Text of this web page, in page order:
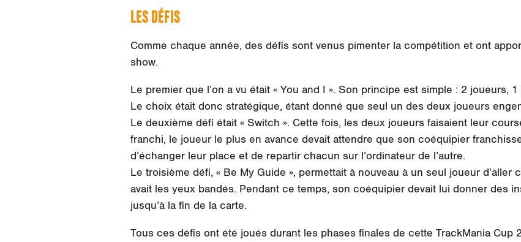
LES DÉFIS
Comme chaque année, des défis sont venus pimenter la compétition et ont
show.
Le premier que l’on a vu était « You and I ». Son principe est simple : 2 joueurs,
Le choix était donc stratégique, étant donné que seul un des deux joueurs
Le deuxième défi était « Switch ». Cette fois, les deux joueurs faisaient leur
franchi, le joueur le plus en avance devait attendre que son coéquipier
d’échanger leur place et de repartir chacun sur l’ordinateur de l’autre.
Le troisième défi, « Be My Guide », permettait à nouveau à un seul joueur
avait les yeux bandés. Pendant ce temps, son coéquipier devait lui donner des
jusqu’à la fin de la carte.
Tous ces défis ont été joués durant les phases finales de cette TrackMania Cup